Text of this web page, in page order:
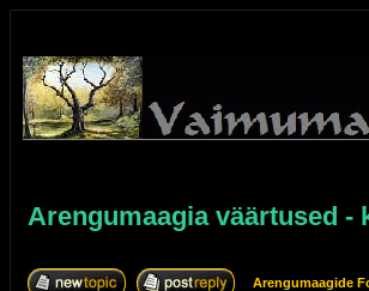
Arengumaagia väärtused -
Arengumaagide